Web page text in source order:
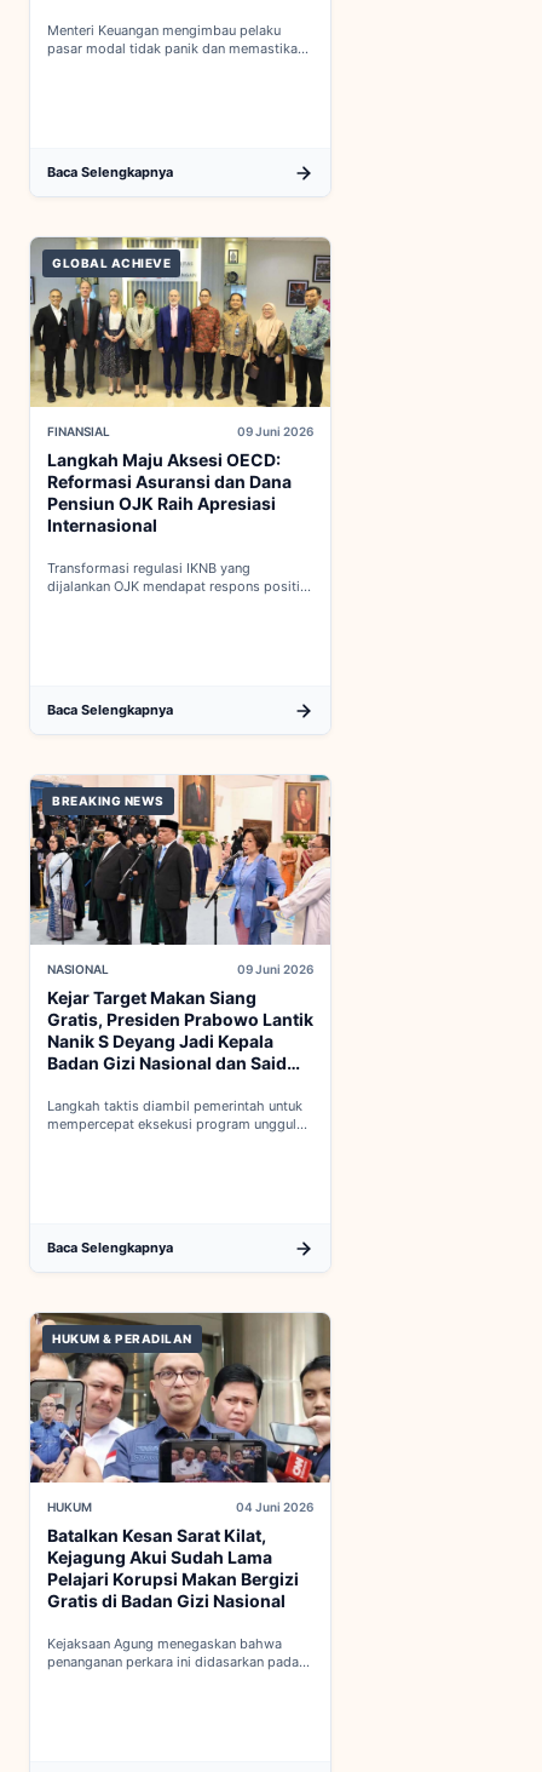
Menteri Keuangan mengimbau pelaku
pasar modal tidak panik dan memastikan
Baca Selengkapnya
GLOBAL ACHIEVE
FINANSIAL 09 Juni 2026
Langkah Maju Aksesi OECD:
Reformasi Asuransi dan Dana
Pensiun OJK Raih Apresiasi
Internasional
Transformasi regulasi IKNB yang
dijalankan OJK mendapat respons positif
Baca Selengkapnya
BREAKING NEWS
NASIONAL 09 Juni 2026
Kejar Target Makan Siang
Gratis, Presiden Prabowo Lantik
Nanik S Deyang Jadi Kepala
Badan Gizi Nasional dan Said
Langkah taktis diambil pemerintah untuk
mempercepat eksekusi program unggulan
Baca Selengkapnya
HUKUM & PERADILAN
HUKUM 04 Juni 2026
Batalkan Kesan Sarat Kilat,
Kejagung Akui Sudah Lama
Pelajari Korupsi Makan Bergizi
Gratis di Badan Gizi Nasional
Kejaksaan Agung menegaskan bahwa
penanganan perkara ini didasarkan pada